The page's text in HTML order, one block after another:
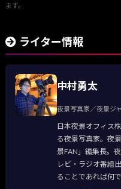
ます。
ライター情報
中村勇太
夜景写真家／夜景ジ
日本夜景オフィス
る夜景写真家。夜
景FAN」編集長。
レビ・ラジオ番組
ることであれば何